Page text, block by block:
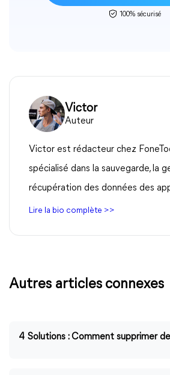
100% sécurisé
Victor
Auteur
Victor est rédacteur chez
spécialisé dans la sauvegarde, la
récupération des données des
Lire la bio complète >>
Autres articles connexes